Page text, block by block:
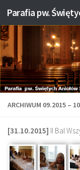
Przejdź do treści
ARCHIWUM 09.2015 –
[31.10.2015] II Bal